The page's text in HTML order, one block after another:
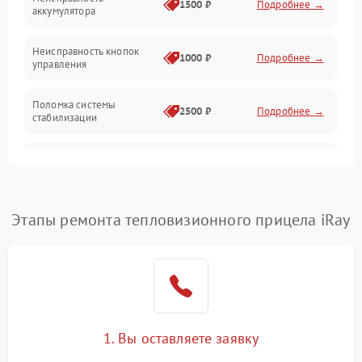
аккумулятора
1500 ₽ Подробнее →
Неисправность кнопок
управления
1000 ₽ Подробнее →
Поломка системы
стабилизации
2500 ₽ Подробнее →
Wi-Fi
1500 ₽ Подробнее →
2000 ₽
1500 ₽
Этапы ремонта тепловизионного прицела iRay
1. Вы оставляете заявку